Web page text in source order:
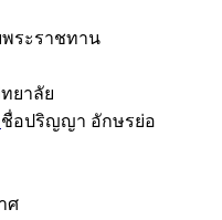
พระราชทาน
ยาลัย
ชื่อปริญญา อักษรย่อ
ศ